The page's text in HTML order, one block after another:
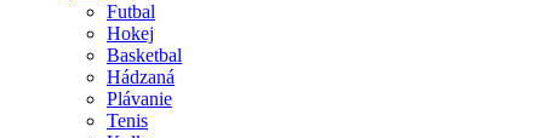
Futbal
Hokej
Basketbal
Hádzaná
Plávanie
Tenis